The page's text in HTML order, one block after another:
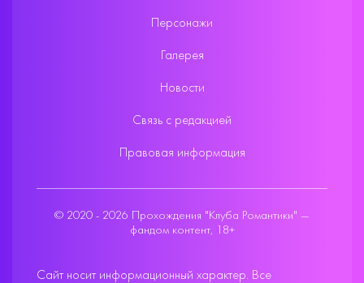
Персонажи
Галерея
Новости
Связь с редакцией
Правовая информация
© 2020 - 2026 Прохождения "Клуба Романтики" —
фандом контент, 18+
Сайт носит информационный характер. Все